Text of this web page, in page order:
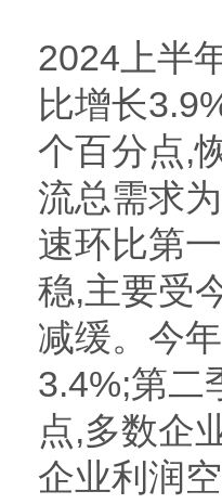
2024上半
比增长
个百分点,
流总需求
速环比第
稳,主要受
减缓。今
3.4%;第二
点,多数企
企业利润